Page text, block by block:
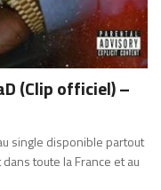
(Clip officiel) –
single disponible partout
toute la France et au